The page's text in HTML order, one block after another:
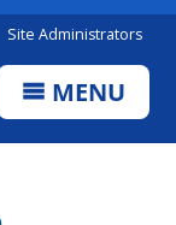
Site Administrators
MENU